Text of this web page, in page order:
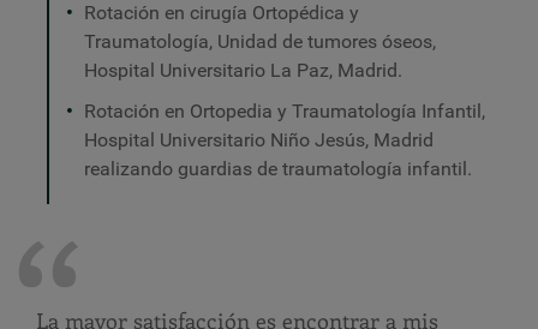
Rotación en cirugía Ortopédica y
Traumatología, Unidad de tumores óseos,
Hospital Universitario La Paz, Madrid.
Rotación en Ortopedia y Traumatología Infantil,
Hospital Universitario Niño Jesús, Madrid
realizando guardias de traumatología infantil.
La mayor satisfacción es encontrar a mis